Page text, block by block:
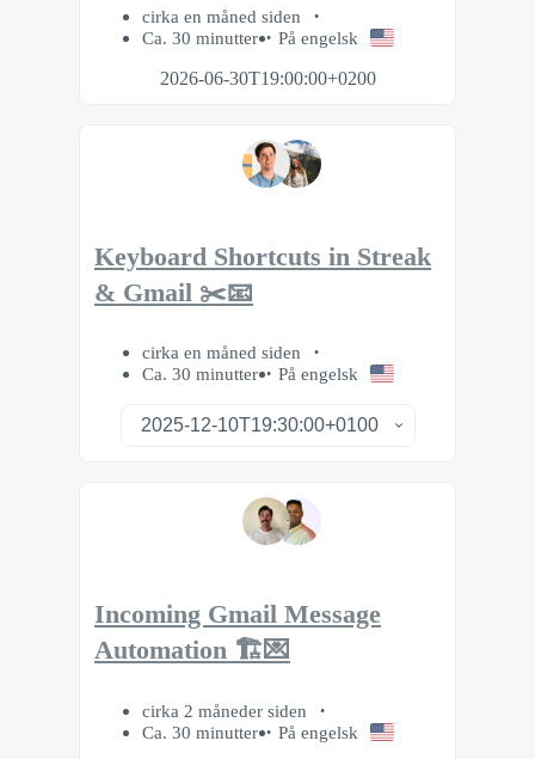
cirka en måned siden
Ca. 30 minutter
På engelsk
2026-06-30T19:00:00+0200
Keyboard Shortcuts in Streak
& Gmail ✂️📧
cirka en måned siden
Ca. 30 minutter
På engelsk
Incoming Gmail Message
Automation 🏗️💌
cirka 2 måneder siden
Ca. 30 minutter
På engelsk